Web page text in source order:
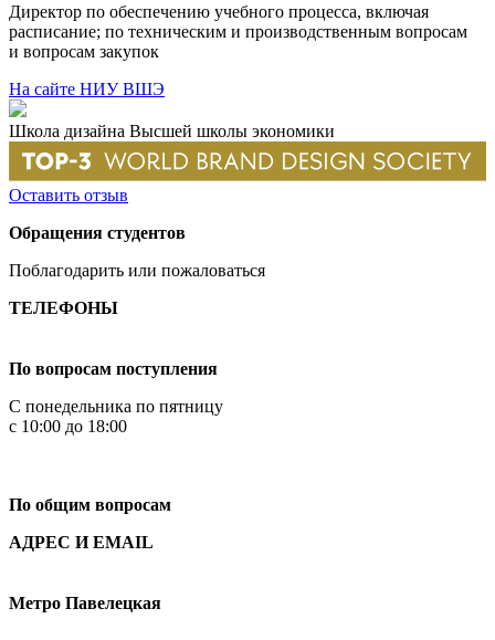
Директор по обеспечению учебного процесса, включая
расписание; по техническим и производственным вопросам
и вопросам закупок
На сайте НИУ ВШЭ
Школа дизайна Высшей школы экономики
Оставить отзыв
Обращения студентов
Поблагодарить или пожаловаться
ТЕЛЕФОНЫ
По вопросам поступления
С понедельника по пятницу
с 10:00 до 18:00
По общим вопросам
АДРЕС И EMAIL
Метро Павелецкая